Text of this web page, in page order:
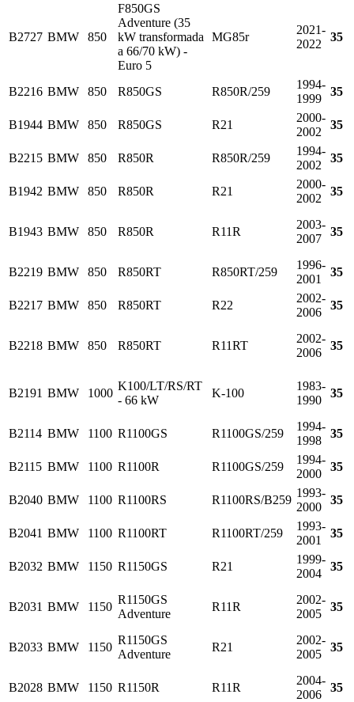
B2727 BMW 850
F850GS
Adventure (35
kW transformada
a 66/70 kW) -
Euro 5
MG85r
2021-
2022
35
B2216 BMW 850 R850GS R850R/259
1994-
1999
35
B1944 BMW 850 R850GS R21
2000-
2002
35
B2215 BMW 850 R850R R850R/259
1994-
2002
35
B1942 BMW 850 R850R R21
2000-
2002
35
B1943 BMW 850 R850R R11R
2003-
2007
35
B2219 BMW 850 R850RT R850RT/259
1996-
2001
35
B2217 BMW 850 R850RT R22
2002-
2006
35
B2218 BMW 850 R850RT R11RT
2002-
2006
35
B2191 BMW 1000
K100/LT/RS/RT
- 66 kW
K-100
1983-
1990
35
B2114 BMW 1100 R1100GS R1100GS/259
1994-
1998
35
B2115 BMW 1100 R1100R R1100GS/259
1994-
2000
35
B2040 BMW 1100 R1100RS R1100RS/B259
1993-
2000
35
B2041 BMW 1100 R1100RT R1100RT/259
1993-
2001
35
B2032 BMW 1150 R1150GS R21
1999-
2004
35
B2031 BMW 1150
R1150GS
Adventure
R11R
2002-
2005
35
B2033 BMW 1150
R1150GS
Adventure
R21
2002-
2005
35
B2028 BMW 1150 R1150R R11R
2004-
2006
35